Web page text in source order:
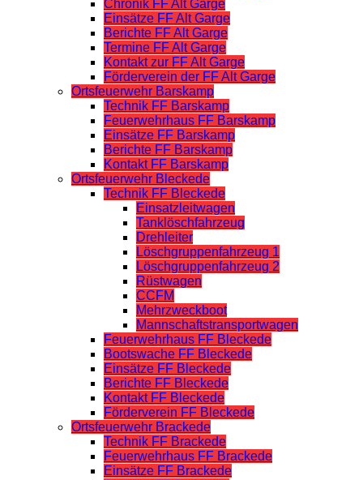
Chronik FF Alt Garge
Einsätze FF Alt Garge
Berichte FF Alt Garge
Termine FF Alt Garge
Kontakt zur FF Alt Garge
Förderverein der FF Alt Garge
Ortsfeuerwehr Barskamp
Technik FF Barskamp
Feuerwehrhaus FF Barskamp
Einsätze FF Barskamp
Berichte FF Barskamp
Kontakt FF Barskamp
Ortsfeuerwehr Bleckede
Technik FF Bleckede
Einsatzleitwagen
Tanklöschfahrzeug
Drehleiter
Löschgruppenfahrzeug 1
Löschgruppenfahrzeug 2
Rüstwagen
CCFM
Mehrzweckboot
Mannschaftstransportwagen
Feuerwehrhaus FF Bleckede
Bootswache FF Bleckede
Einsätze FF Bleckede
Berichte FF Bleckede
Kontakt FF Bleckede
Förderverein FF Bleckede
Ortsfeuerwehr Brackede
Technik FF Brackede
Feuerwehrhaus FF Brackede
Einsätze FF Brackede